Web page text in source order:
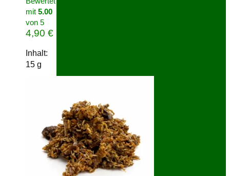
mit5.00
von 5
4,90€
Inhalt:
15g